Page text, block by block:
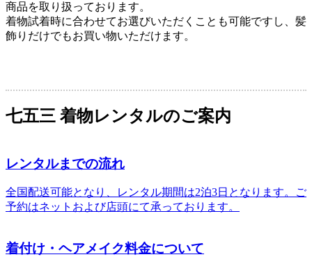
商品を取り扱っております。
着物試着時に合わせてお選びいただくことも可能ですし、髪
飾りだけでもお買い物いただけます。
七五三 着物レンタルのご案内
レンタルまでの流れ
全国配送可能となり、レンタル期間は2泊3日となります。ご
予約はネットおよび店頭にて承っております。
着付け・ヘアメイク料金について